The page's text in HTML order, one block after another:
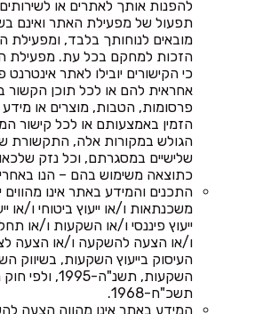
להפנות אותך לאתרים או
תפעול של מפעילת האתר ואינם
מובאים לנוחותך בלבד,
הזכות למחקם בכל עת. מפעילת
כי הקישורים יובילו לאתר אינטרנט
אחראית להם או לכל תוכן הקשור
פרסומות, הטבות, מוצרים או
הזמין באמצעותם או לכל קישור
הגולש במקורות אלה, התקשורת
שלישיים במסגרתם, וכל נזק
כתוצאה משימוש בהם – הנו
התכנים והמידע באתר אינו מהווים
משכנתאות ו/או ייעוץ ביטוחי ו/או
ייעוץ פיננסי ו/או השקעות ו/או
ו/או הצעה להשקעה ו/או הצעה
העיסוק בייעוץ השקעות, בשיווק
השקעות, תשנ"ה-
תשכ"ח-1968.
המידע באתר אינו מהווה הצעה